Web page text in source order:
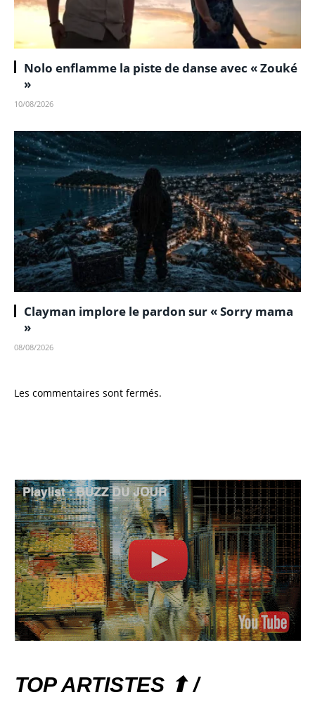
Nolo enflamme la piste de danse avec « Zouké
»
10/08/2026
Clayman implore le pardon sur « Sorry mama
»
08/08/2026
Les commentaires sont fermés.
TOP ARTISTES ⬆ /